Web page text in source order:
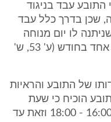
עבד בניגוד
שכן בדרך כלל עבד
לו יום מנוחה
במהלך השבוע, למעט סוף שבוע אחד בחודש (ע' 53, ש'
של התובע והראיות
הוכיח כי שעת
תחילת עבודתו היתה בין השעות 16:00 - 18:00 וזאת עד